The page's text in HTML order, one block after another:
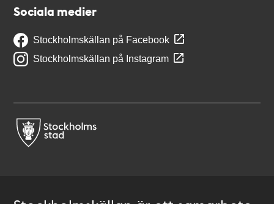
Sociala medier
Stockholmskällan på Facebook
Stockholmskällan på Instagram